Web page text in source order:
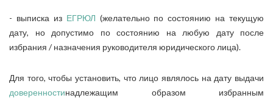
- выписка из ЕГРЮЛ (желательно по состоянию на текущую
дату, но допустимо по состоянию на любую дату после
избрания / назначения руководителя юридического лица).
Для того, чтобы установить, что лицо являлось на дату выдачи
доверенностинадлежащим образом избранным